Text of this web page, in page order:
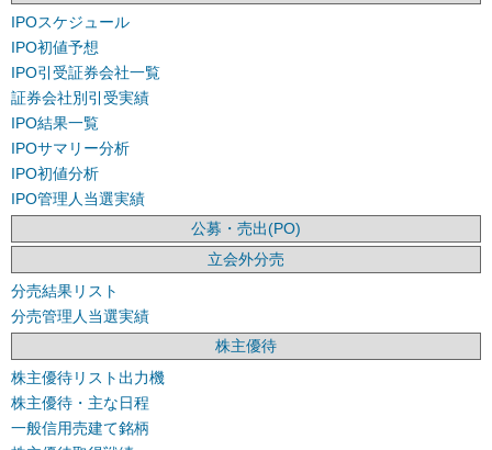
IPOスケジュール
IPO初値予想
IPO引受証券会社一覧
証券会社別引受実績
IPO結果一覧
IPOサマリー分析
IPO初値分析
IPO管理人当選実績
公募・売出(PO)
立会外分売
分売結果リスト
分売管理人当選実績
株主優待
株主優待リスト出力機
株主優待・主な日程
一般信用売建て銘柄